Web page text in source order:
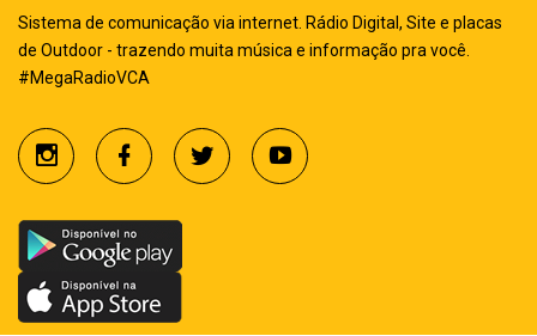
Sistema de comunicação via internet. Rádio Digital, Site e placas
de Outdoor - trazendo muita música e informação pra você.
#MegaRadioVCA